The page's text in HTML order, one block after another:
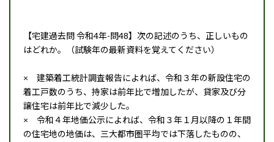
【宅建過去問 令和4年-問48】次の記述のうち、正しいもの
はどれか。（試験年の最新資料を覚えてください）
× 建築着工統計調査報告によれば、令和３年の新設住宅の
着工戸数のうち、持家は前年比で増加したが、貸家及び分
譲住宅は前年比で減少した。
× 令和４年地価公示によれば、令和３年１月以降の１年間
の住宅地の地価は、三大都市圏平均では下落したものの、